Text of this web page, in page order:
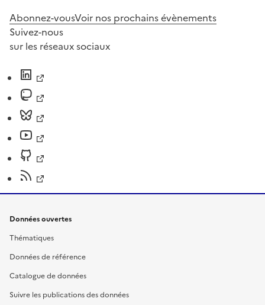
Abonnez-vousVoir nos prochains évènements
Suivez-nous
sur les réseaux sociaux
Données ouvertes
Thématiques
Données de référence
Catalogue de données
Suivre les publications des données